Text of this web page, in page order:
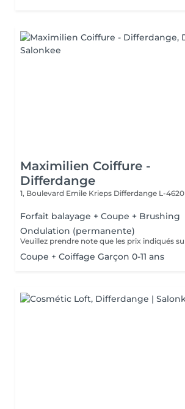
Maximilien Coiffure -
Differdange
1, Boulevard Emile Krieps Differdange L-4620
Forfait balayage + Coupe + Brushing
Ondulation (permanente)
Coupe + Coiffage Garçon 0-11 ans